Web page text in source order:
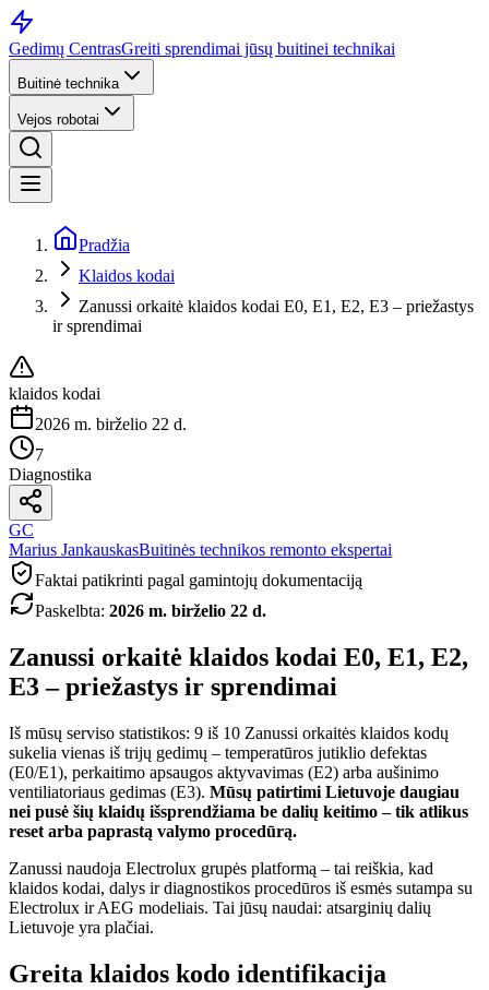
Gedimų CentrasGreiti sprendimai jūsų buitinei technikai
Buitinė technika
Vejos robotai
Pradžia
Klaidos kodai
Zanussi orkaitė klaidos kodai E0, E1, E2, E3 – priežastys
ir sprendimai
klaidos kodai
2026 m. birželio 22 d.
7
Diagnostika
GC
Marius JankauskasBuitinės technikos remonto ekspertai
Faktai patikrinti pagal gamintojų dokumentaciją
Paskelbta: 2026 m. birželio 22 d.
Zanussi orkaitė klaidos kodai E0, E1, E2,
E3 – priežastys ir sprendimai
Iš mūsų serviso statistikos: 9 iš 10 Zanussi orkaitės klaidos kodų
sukelia vienas iš trijų gedimų – temperatūros jutiklio defektas
(E0/E1), perkaitimo apsaugos aktyvavimas (E2) arba aušinimo
ventiliatoriaus gedimas (E3). Mūsų patirtimi Lietuvoje daugiau
nei pusė šių klaidų išsprendžiama be dalių keitimo – tik atlikus
reset arba paprastą valymo procedūrą.
Zanussi naudoja Electrolux grupės platformą – tai reiškia, kad
klaidos kodai, dalys ir diagnostikos procedūros iš esmės sutampa su
Electrolux ir AEG modeliais. Tai jūsų naudai: atsarginių dalių
Lietuvoje yra plačiai.
Greita klaidos kodo identifikacija